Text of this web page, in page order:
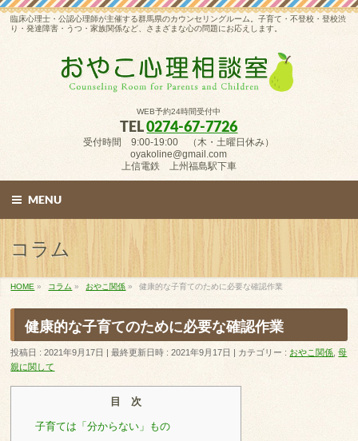
臨床心理士・公認心理師が主催する群馬県のカウンセリングルーム。子育て・不登校・登校渋
り・発達障害・うつ・家族関係など、さまざまな心の問題にお応えします。
WEB予約24時間受付中
TEL0274-67-7726
受付時間 9:00-19:00 （木・土曜日休み）
oyakoline@gmail.com
上信電鉄 上州福島駅下車
MENU
コラム
HOME » コラム » おやこ関係 » 健康的な子育てのために必要な確認作業
健康的な子育てのために必要な確認作業
投稿日 : 2021年9月17日 最終更新日時 : 2021年9月17日 カテゴリー : おやこ関係 ,母
親に関して
目 次
子育ては「分からない」もの